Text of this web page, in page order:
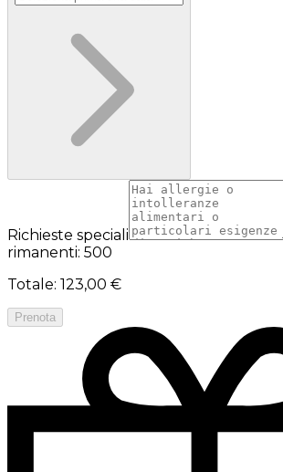
Richieste speciali
rimanenti: 500
Totale: 123,00 €
Prenota